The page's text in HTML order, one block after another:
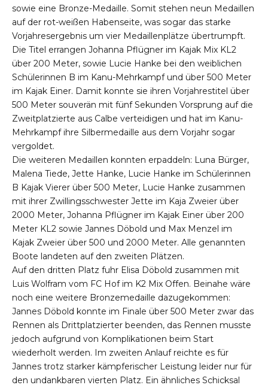
sowie eine Bronze-Medaille. Somit stehen neun Medaillen
auf der rot-weißen Habenseite, was sogar das starke
Vorjahresergebnis um vier Medaillenplätze übertrumpft.
Die Titel errangen Johanna Pflügner im Kajak Mix KL2
über 200 Meter, sowie Lucie Hanke bei den weiblichen
Schülerinnen B im Kanu-Mehrkampf und über 500 Meter
im Kajak Einer. Damit konnte sie ihren Vorjahrestitel über
500 Meter souverän mit fünf Sekunden Vorsprung auf die
Zweitplatzierte aus Calbe verteidigen und hat im Kanu-
Mehrkampf ihre Silbermedaille aus dem Vorjahr sogar
vergoldet.
Die weiteren Medaillen konnten erpaddeln: Luna Bürger,
Malena Tiede, Jette Hanke, Lucie Hanke im Schülerinnen
B Kajak Vierer über 500 Meter, Lucie Hanke zusammen
mit ihrer Zwillingsschwester Jette im Kaja Zweier über
2000 Meter, Johanna Pflügner im Kajak Einer über 200
Meter KL2 sowie Jannes Döbold und Max Menzel im
Kajak Zweier über 500 und 2000 Meter. Alle genannten
Boote landeten auf den zweiten Plätzen.
Auf den dritten Platz fuhr Elisa Döbold zusammen mit
Luis Wolfram vom FC Hof im K2 Mix Offen. Beinahe wäre
noch eine weitere Bronzemedaille dazugekommen:
Jannes Döbold konnte im Finale über 500 Meter zwar das
Rennen als Drittplatzierter beenden, das Rennen musste
jedoch aufgrund von Komplikationen beim Start
wiederholt werden. Im zweiten Anlauf reichte es für
Jannes trotz starker kämpferischer Leistung leider nur für
den undankbaren vierten Platz. Ein ähnliches Schicksal